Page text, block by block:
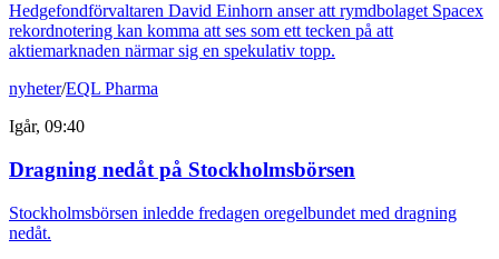
Hedgefondförvaltaren David Einhorn anser att rymdbolaget Spacex
rekordnotering kan komma att ses som ett tecken på att
aktiemarknaden närmar sig en spekulativ topp.
nyheter/EQL Pharma
Igår, 09:40
Dragning nedåt på Stockholmsbörsen
Stockholmsbörsen inledde fredagen oregelbundet med dragning
nedåt.